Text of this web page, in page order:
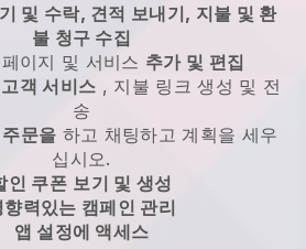
및 수락, 견적 보내기, 지불 및 환
불 청구 수집
이지 및 서비스 추가 및 편집
고객 서비스 , 지불 링크 생성 및 전
송
문을 하고 채팅하고 계획을 세우
십시오.
인 쿠폰 보기 및 생성
향력있는 캠페인 관리
앱 설정에 액세스